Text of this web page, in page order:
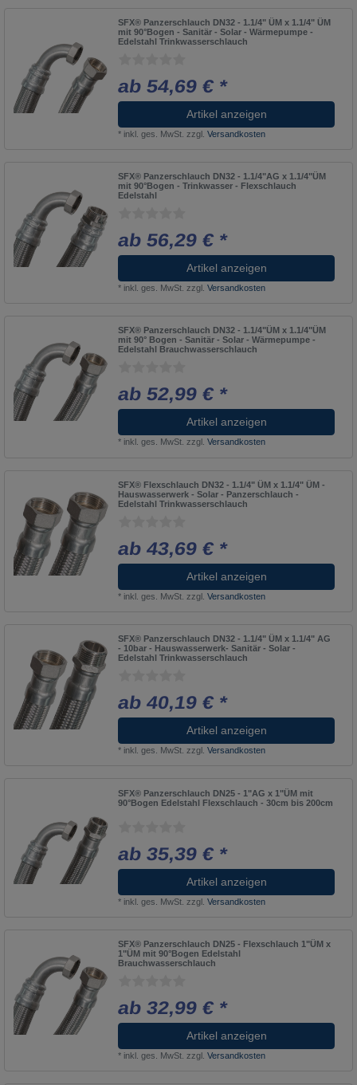
SFX® Panzerschlauch DN32 - 1.1/4" ÜM x 1.1/4" ÜM
mit 90°Bogen - Sanitär - Solar - Wärmepumpe -
Edelstahl Trinkwasserschlauch
ab 54,69 € *
Artikel anzeigen
* inkl. ges. MwSt. zzgl.Versandkosten
SFX® Panzerschlauch DN32 - 1.1/4"AG x 1.1/4"ÜM
mit 90°Bogen - Trinkwasser - Flexschlauch
Edelstahl
ab 56,29 € *
Artikel anzeigen
* inkl. ges. MwSt. zzgl.Versandkosten
SFX® Panzerschlauch DN32 - 1.1/4"ÜM x 1.1/4"ÜM
mit 90° Bogen - Sanitär - Solar - Wärmepumpe -
Edelstahl Brauchwasserschlauch
ab 52,99 € *
Artikel anzeigen
* inkl. ges. MwSt. zzgl.Versandkosten
SFX® Flexschlauch DN32 - 1.1/4" ÜM x 1.1/4" ÜM -
Hauswasserwerk - Solar - Panzerschlauch -
Edelstahl Trinkwasserschlauch
ab 43,69 € *
Artikel anzeigen
* inkl. ges. MwSt. zzgl.Versandkosten
SFX® Panzerschlauch DN32 - 1.1/4" ÜM x 1.1/4" AG
- 10bar - Hauswasserwerk- Sanitär - Solar -
Edelstahl Trinkwasserschlauch
ab 40,19 € *
Artikel anzeigen
* inkl. ges. MwSt. zzgl.Versandkosten
SFX® Panzerschlauch DN25 - 1"AG x 1"ÜM mit
90°Bogen Edelstahl Flexschlauch - 30cm bis 200cm
ab 35,39 € *
Artikel anzeigen
* inkl. ges. MwSt. zzgl.Versandkosten
SFX® Panzerschlauch DN25 - Flexschlauch 1"ÜM x
1"ÜM mit 90°Bogen Edelstahl
Brauchwasserschlauch
ab 32,99 € *
Artikel anzeigen
* inkl. ges. MwSt. zzgl.Versandkosten